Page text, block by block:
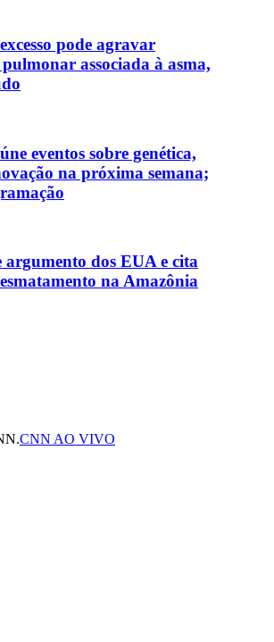
pode agravar
associada à asma,
eventos sobre genética,
na próxima semana;
dos EUA e cita
na Amazônia
CNN AO VIVO